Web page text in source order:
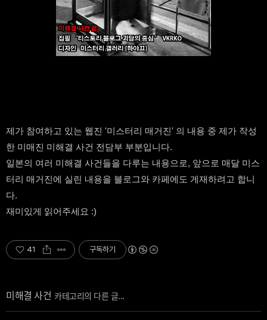
제가 참여하고 있는 웹진 '미스터리 매거진' 의 내용 중 제가 작성
한 미매진 미해결 사건 전담부 부분입니다.
일본의 여러 미해결 사건들을 다루는 내용으로, 앞으로 매달 미스
터리 매거진에 실린 내용을 블로그와 카페에도 게재하려고 합니
다.
재미있게 읽어주세요 :)
41 구독하기
미해결 사건